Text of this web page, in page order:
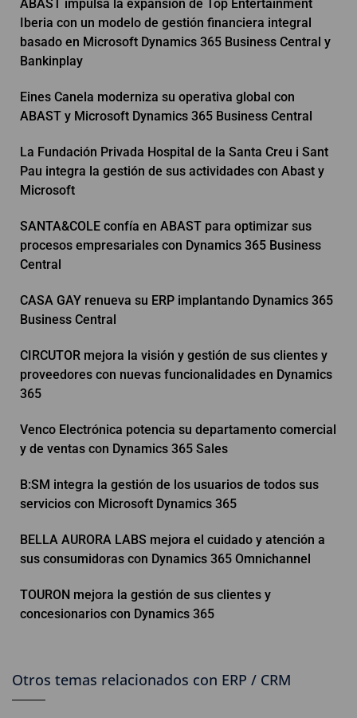
ABAST impulsa la expansión de Top Entertainment
Iberia con un modelo de gestión financiera integral
basado en Microsoft Dynamics 365 Business Central y
Bankinplay
Eines Canela moderniza su operativa global con
ABAST y Microsoft Dynamics 365 Business Central
La Fundación Privada Hospital de la Santa Creu i Sant
Pau integra la gestión de sus actividades con Abast y
Microsoft
SANTA&COLE confía en ABAST para optimizar sus
procesos empresariales con Dynamics 365 Business
Central
CASA GAY renueva su ERP implantando Dynamics 365
Business Central
CIRCUTOR mejora la visión y gestión de sus clientes y
proveedores con nuevas funcionalidades en Dynamics
365
Venco Electrónica potencia su departamento comercial
y de ventas con Dynamics 365 Sales
B:SM integra la gestión de los usuarios de todos sus
servicios con Microsoft Dynamics 365
BELLA AURORA LABS mejora el cuidado y atención a
sus consumidoras con Dynamics 365 Omnichannel
TOURON mejora la gestión de sus clientes y
concesionarios con Dynamics 365
Otros temas relacionados con ERP / CRM